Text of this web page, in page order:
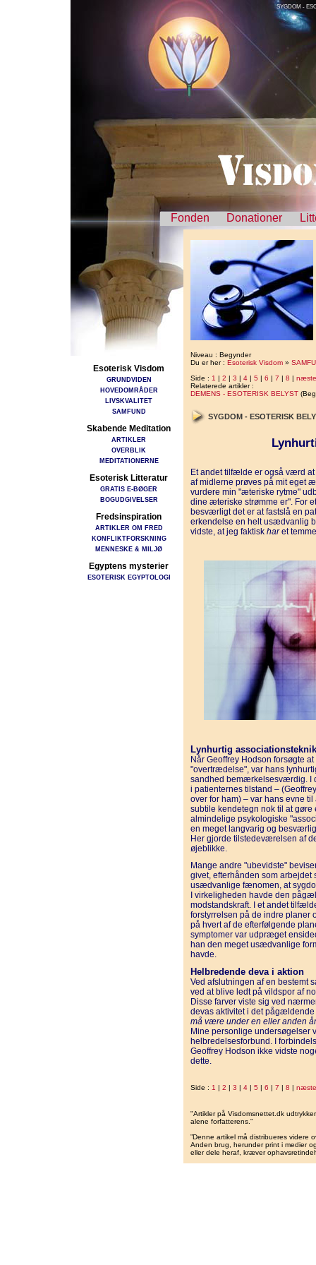
SYGDOM -
Fonden Donationer
Esoterisk Visdom
GRUNDVIDEN
HOVEDOMRÅDER
LIVSKVALITET
SAMFUND
Skabende Meditation
ARTIKLER
OVERBLIK
MEDITATIONERNE
Esoterisk Litteratur
GRATIS E-BØGER
BOGUDGIVELSER
Fredsinspiration
ARTIKLER OM FRED
KONFLIKTFORSKNING
MENNESKE & MILJØ
Egyptens mysterier
ESOTERISK EGYPTOLOGI
Niveau : Begynder
Du er her : Esoterisk Visdom »
Side : 1 | 2 | 3 | 4 | 5 | 6 | 7 | 8 | næste
Relaterede artikler :
DEMENS - ESOTERISK BELYST
SYGDOM - ESOTERISK
Et andet tilfælde er også værd
af midlerne prøves på mit eget
vurdere min "æteriske rytme"
dine æteriske strømme er". For
besværligt det er at fastslå en
erkendelse en helt usædvanlig
vidste, at jeg faktisk haret
Lynhurtig associationsteknik
Når Geoffrey Hodson forsøgte
"overtrædelse", var hans
sandhed bemærkelsesværdig. I
i patienternes tilstand –
over for ham) – var hans evne
subtile kendetegn nok til at
almindelige psykologiske
en meget langvarig og
Her gjorde tilstedeværelsen af
øjeblikke.
Mange andre "ubevidste"
givet, efterhånden som
usædvanlige fænomen, at
I virkeligheden havde den
modstandskraft. I et andet
forstyrrelsen på de indre planer
på hvert af de efter­følgende
symptomer var ud­præget
han den meget usædvanlige
havde.
Helbredende deva i aktion
Ved afslutningen af en bestemt
ved at blive ledt på vildspor af
Disse farver viste sig ved
devas aktivitet i det
må være under en eller anden
Mine personlige undersø­gelser
helbredelsesfor­bund. I
Geoffrey Hodson ikke vidste
dette.
Side : 1 | 2 | 3 | 4 | 5 | 6 | 7 | 8 | næste
"Artikler på Visdomsnettet.dk
alene forfatterens.”
”Denne artikel må distribueres videre
Anden brug, herunder print i medier
eller dele heraf, kræver